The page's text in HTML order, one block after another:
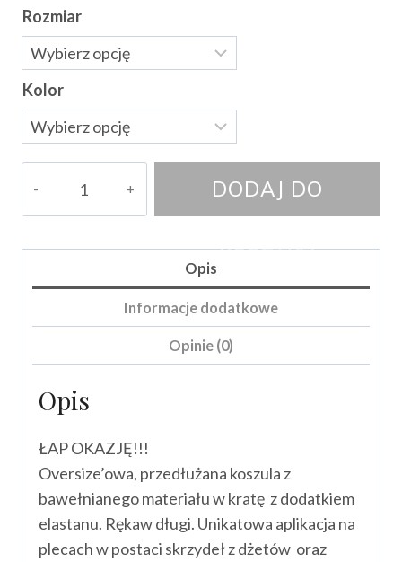
Rozmiar
Kolor
DODAJ DO
KOSZYKA
Opis
Informacje dodatkowe
Opinie (0)
Opis
ŁAP OKAZJĘ!!!
Oversize’owa, przedłużana koszula z
bawełnianego materiału w kratę z dodatkiem
elastanu. Rękaw długi. Unikatowa aplikacja na
plecach w postaci skrzydeł z dżetów oraz